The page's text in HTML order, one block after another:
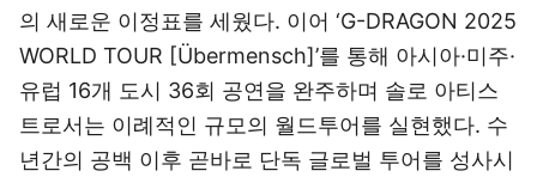
의 새로운 이정표를 세웠다. 이어 ‘G-DRAGON 2025
WORLD TOUR [Übermensch]’를 통해 아시아·미주·
유럽 16개 도시 36회 공연을 완주하며 솔로 아티스
트로서는 이례적인 규모의 월드투어를 실현했다. 수
년간의 공백 이후 곧바로 단독 글로벌 투어를 성사시